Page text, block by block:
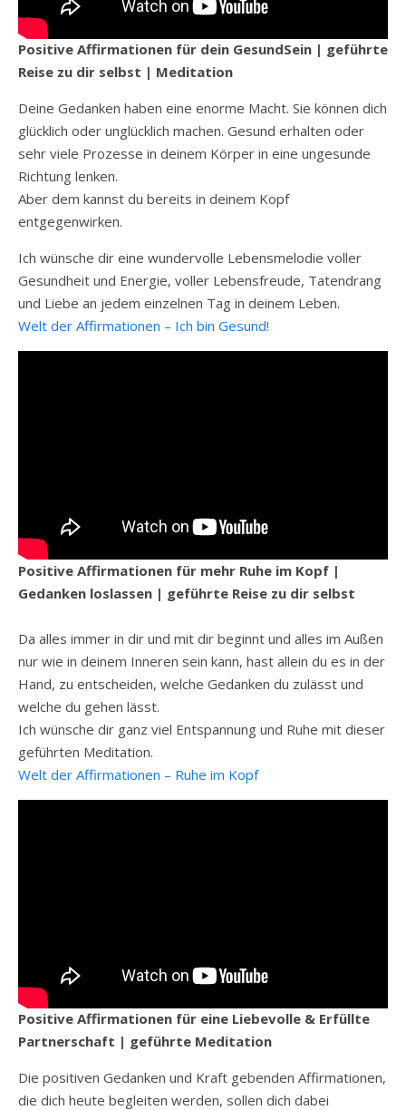
Positive Affirmationen für dein GesundSein | geführte
Reise zu dir selbst | Meditation
Deine Gedanken haben eine enorme Macht. Sie können dich
glücklich oder unglücklich machen. Gesund erhalten oder
sehr viele Prozesse in deinem Körper in eine ungesunde
Richtung lenken.
Aber dem kannst du bereits in deinem Kopf
entgegenwirken.
Ich wünsche dir eine wundervolle Lebensmelodie voller
Gesundheit und Energie, voller Lebensfreude, Tatendrang
und Liebe an jedem einzelnen Tag in deinem Leben.
Welt der Affirmationen – Ich bin Gesund!
Positive Affirmationen für mehr Ruhe im Kopf |
Gedanken loslassen | geführte Reise zu dir selbst
Da alles immer in dir und mit dir beginnt und alles im Außen
nur wie in deinem Inneren sein kann, hast allein du es in der
Hand, zu entscheiden, welche Gedanken du zulässt und
welche du gehen lässt.
Ich wünsche dir ganz viel Entspannung und Ruhe mit dieser
geführten Meditation.
Welt der Affirmationen – Ruhe im Kopf
Positive Affirmationen für eine Liebevolle & Erfüllte
Partnerschaft | geführte Meditation
Die positiven Gedanken und Kraft gebenden Affirmationen,
die dich heute begleiten werden, sollen dich dabei